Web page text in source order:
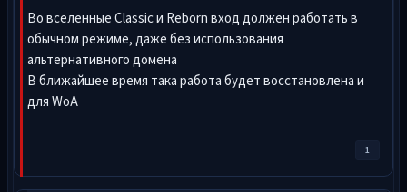
Во вселенные Classic и Reborn вход должен работать в
обычном режиме, даже без использования
альтернативного домена
В ближайшее время така работа будет восстановлена и
для WoA
1